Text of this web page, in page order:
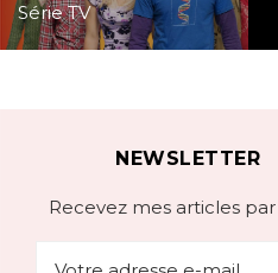
Série TV
NEWSLETTER
Recevez mes articles par